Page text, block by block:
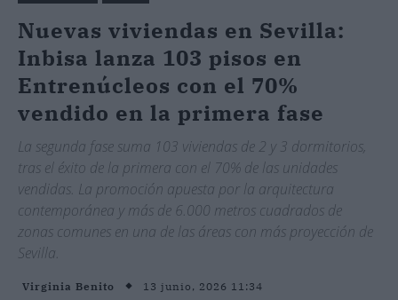
Nuevas viviendas en Sevilla:
Inbisa lanza 103 pisos en
Entrenúcleos con el 70%
vendido en la primera fase
La segunda fase suma 103 viviendas de 2 y 3 dormitorios,
tras el éxito de la primera con el 70% de las unidades
vendidas. La promoción apuesta por la arquitectura
contemporánea y más de 6.000 metros cuadrados de
zonas comunes en una de las áreas con más proyección de
Sevilla.
Virginia Benito 13 junio, 2026 11:34